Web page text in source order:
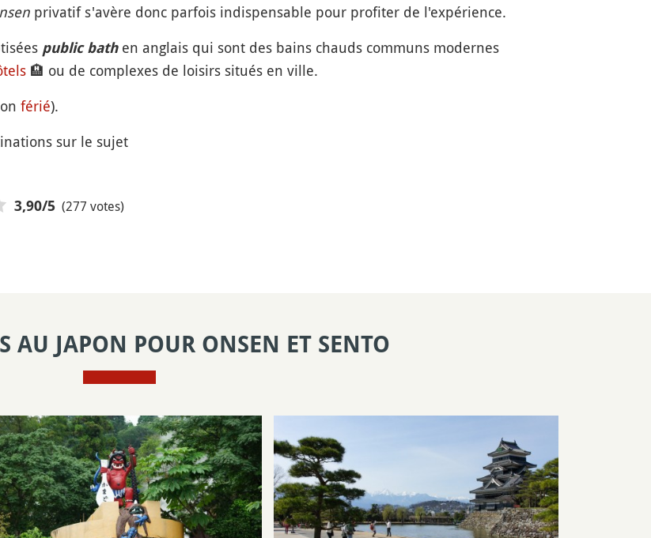
privatif s'avère donc parfois indispensable pour profiter de l'expérience.
public bath en anglais qui sont des bains chauds communs modernes
🏨 ou de complexes de loisirs situés en ville.
férié).
sur le sujet
3,90/5 (277 votes)
AU JAPON POUR ONSEN ET SENTO